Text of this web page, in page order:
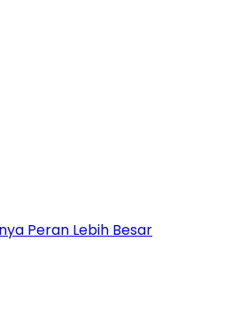
Peran Lebih Besar